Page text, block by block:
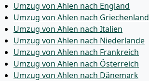
Umzug von Ahlen nach England
Umzug von Ahlen nach Griechenland
Umzug von Ahlen nach Italien
Umzug von Ahlen nach Niederlande
Umzug von Ahlen nach Frankreich
Umzug von Ahlen nach Österreich
Umzug von Ahlen nach Dänemark